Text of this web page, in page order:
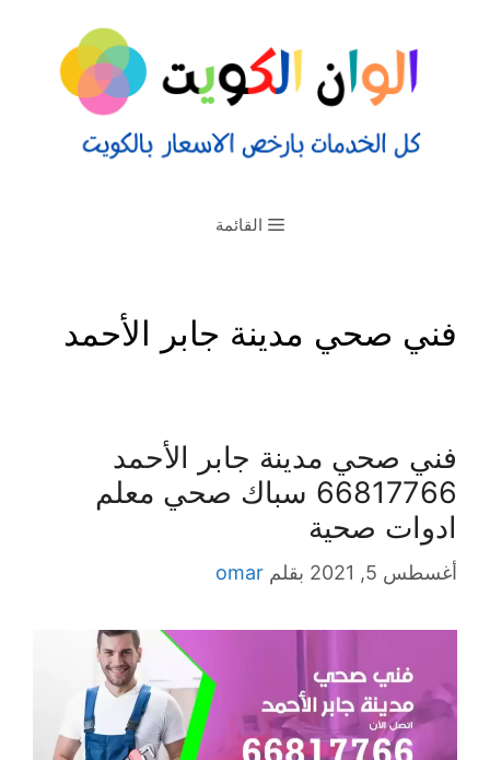
القائمة
فني صحي مدينة جابر الأحمد
فني صحي مدينة جابر الأحمد
66817766 سباك صحي معلم
ادوات صحية
أغسطس 5, 2021 بقلم omar